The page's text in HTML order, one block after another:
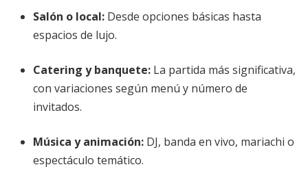
Salón o local: Desde opciones básicas hasta
espacios de lujo.
Catering y banquete: La partida más significativa,
con variaciones según menú y número de
invitados.
Música y animación: DJ, banda en vivo, mariachi o
espectáculo temático.